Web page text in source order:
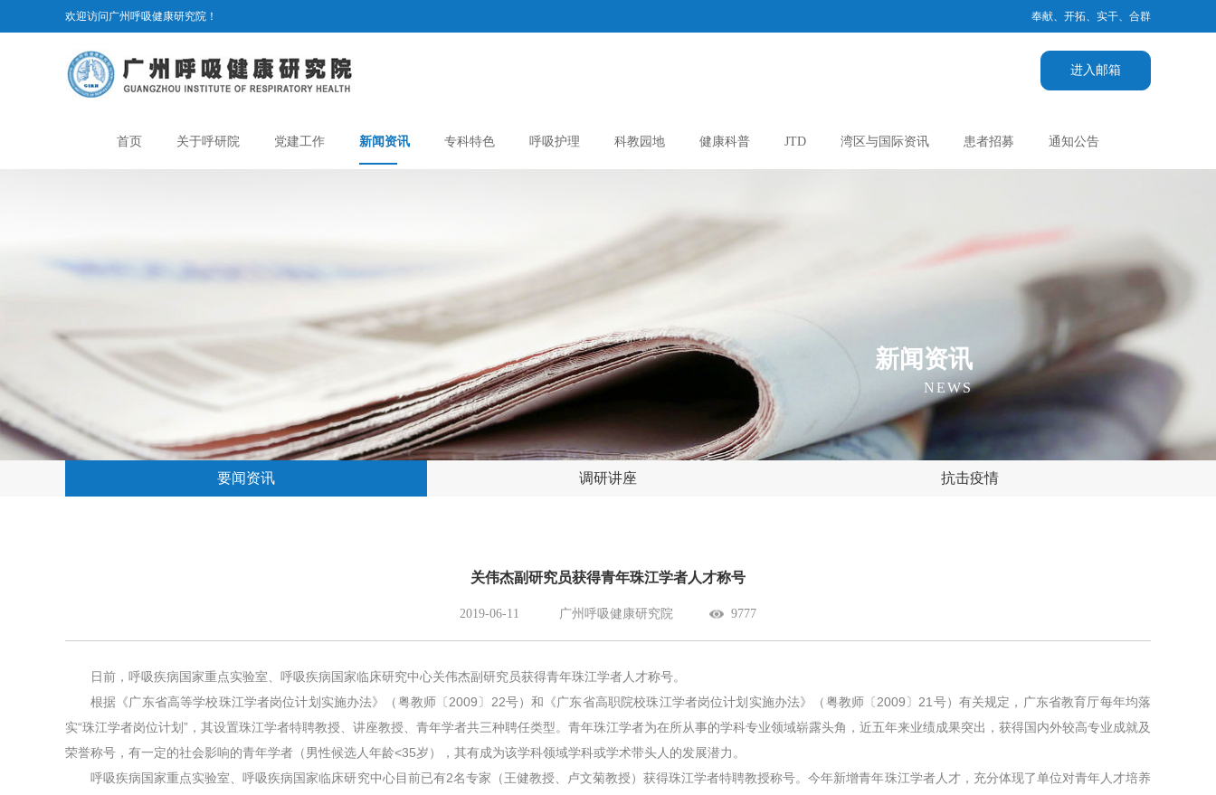
欢迎访问广州呼吸健康研究院！ 奉献、开拓、实干、合群
进入邮箱
首页 关于呼研院 党建工作 新闻资讯 专科特色 呼吸护理 科教园地 健康科普 JTD 湾区与国际资讯 患者招募 通知公告
新闻资讯
NEWS
要闻资讯 调研讲座 抗击疫情
关伟杰副研究员获得青年珠江学者人才称号
2019-06-11 广州呼吸健康研究院 9777
日前，呼吸疾病国家重点实验室、呼吸疾病国家临床研究中心关伟杰副研究员获得青年珠江学者人才称号。
根据《广东省高等学校珠江学者岗位计划实施办法》（粤教师〔2009〕22号）和《广东省高职院校珠江学者岗位计划实施办法》（粤教师〔2009〕21号）有关规定，广东省教育厅每年均落
实“珠江学者岗位计划”，其设置珠江学者特聘教授、讲座教授、青年学者共三种聘任类型。青年珠江学者为在所从事的学科专业领域崭露头角，近五年来业绩成果突出，获得国内外较高专业成就及
荣誉称号，有一定的社会影响的青年学者（男性候选人年龄<35岁），其有成为该学科领域学科或学术带头人的发展潜力。
呼吸疾病国家重点实验室、呼吸疾病国家临床研究中心目前已有2名专家（王健教授、卢文菊教授）获得珠江学者特聘教授称号。今年新增青年珠江学者人才，充分体现了单位对青年人才培养